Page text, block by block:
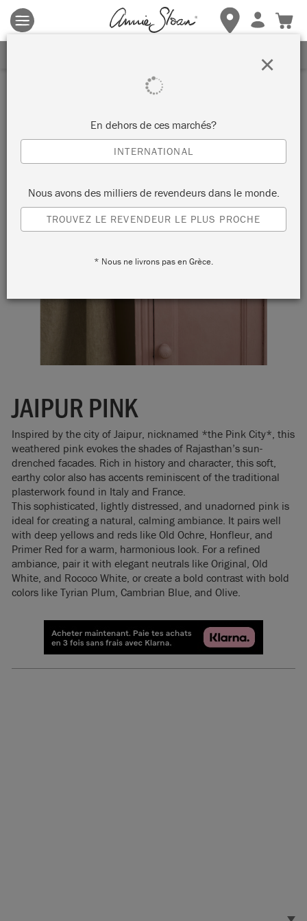
Les conditions générales s'appliquent. Cliquez ici
détails.
JAIPUR PINK
Inspired by the city of Jaipur, nicknamed *the Pink City*, this
weathered pink evokes the shades of Rajasthan’s sun-
drenched facades. Rich in history and character, this soft,
earthy color also has accents reminiscent of the traditional
plasterwork found in Italy and France.
This sophisticated, lightly distressed, and unadorned pink is
ideal for creating a natural, calming ambiance. It pairs well
with deep yellows and reds like Old Ochre, Honfleur, and
Primer Red for a warm, harmonious look. For a refined
ambiance, pair it with elegant neutrals like Original, Old
White, and Rococo White, or create a bold contrast with bold
colors like Tyrian Plum, Cambrian Blue, and Olive.
En dehors de ces marchés?
INTERNATIONAL
Nous avons des milliers de revendeurs dans le monde.
TROUVEZ LE REVENDEUR LE PLUS PROCHE
* Nous ne livrons pas en Grèce.
×